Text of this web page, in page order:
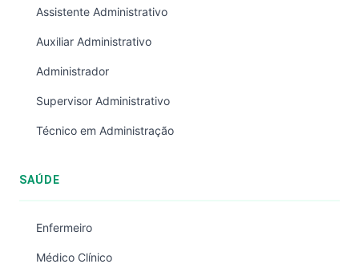
Assistente Administrativo
Auxiliar Administrativo
Administrador
Supervisor Administrativo
Técnico em Administração
SAÚDE
Enfermeiro
Médico Clínico